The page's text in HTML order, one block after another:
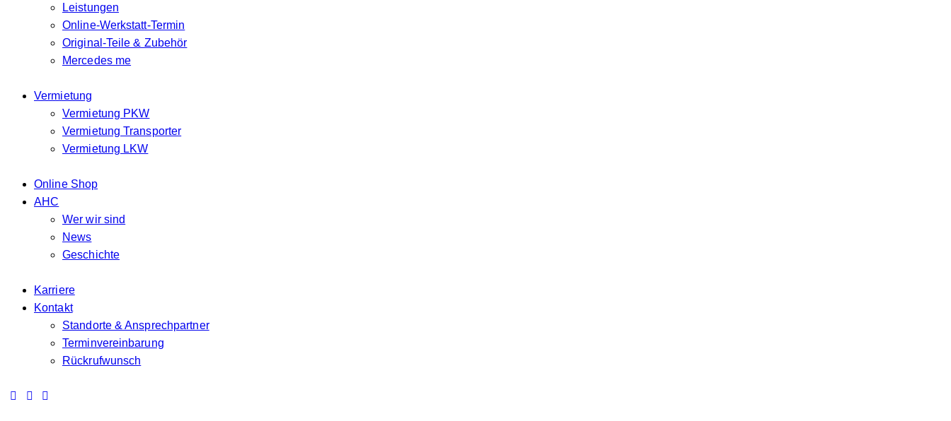
Leistungen
Online-Werkstatt-Termin
Original-Teile & Zubehör
Mercedes me
Vermietung
Vermietung PKW
Vermietung Transporter
Vermietung LKW
Online Shop
AHC
Wer wir sind
News
Geschichte
Karriere
Kontakt
Standorte & Ansprechpartner
Terminvereinbarung
Rückrufwunsch